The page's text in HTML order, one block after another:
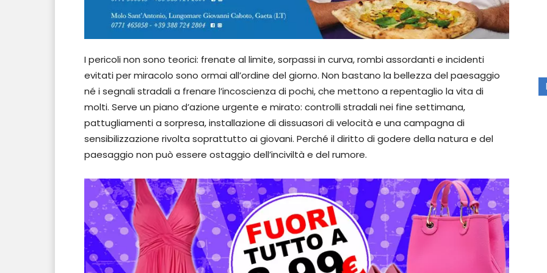
I pericoli non sono teorici: frenate al limite, sorpassi in curva, rombi assordanti e incidenti
evitati per miracolo sono ormai all’ordine del giorno. Non bastano la bellezza del paesaggio
né i segnali stradali a frenare l’incoscienza di pochi, che mettono a repentaglio la vita di
molti. Serve un piano d’azione urgente e mirato: controlli stradali nei fine settimana,
pattugliamenti a sorpresa, installazione di dissuasori di velocità e una campagna di
sensibilizzazione rivolta soprattutto ai giovani. Perché il diritto di godere della natura e del
paesaggio non può essere ostaggio dell’inciviltà e del rumore.